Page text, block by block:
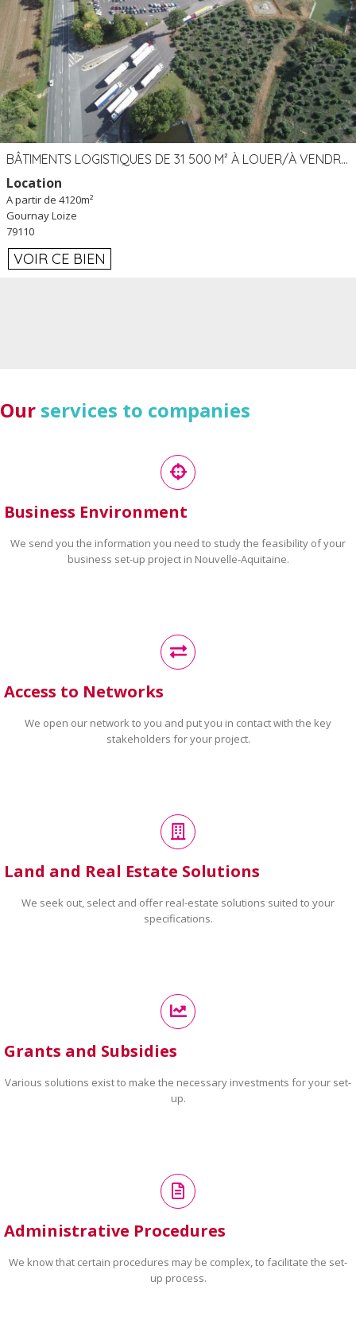
BÂTIMENTS LOGISTIQUES DE 31 500 M² À LOUER/À VENDRE SUR UN SITE DE 17 HA (79)
Location
A partir de 4120m²
Gournay Loize
79110
VOIR CE BIEN
Our services to companies
Business Environment
We send you the information you need to study the feasibility of your
business set-up project in Nouvelle-Aquitaine.
Access to Networks
We open our network to you and put you in contact with the key
stakeholders for your project.
Land and Real Estate Solutions
We seek out, select and offer real-estate solutions suited to your
specifications.
Grants and Subsidies
Various solutions exist to make the necessary investments for your set-
up.
Administrative Procedures
We know that certain procedures may be complex, to facilitate the set-
up process.